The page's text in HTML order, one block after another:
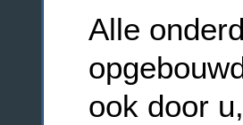
Alle
ook door